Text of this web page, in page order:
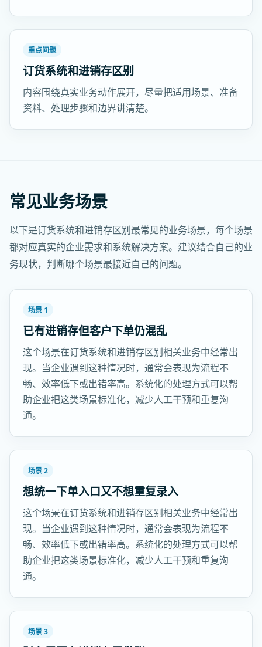
重点问题
订货系统和进销存区别
内容围绕真实业务动作展开，尽量把适用场景、准备
资料、处理步骤和边界讲清楚。
常见业务场景
以下是订货系统和进销存区别最常见的业务场景，每个场景
都对应真实的企业需求和系统解决方案。建议结合自己的业
务现状，判断哪个场景最接近自己的问题。
场景 1
已有进销存但客户下单仍混乱
这个场景在订货系统和进销存区别相关业务中经常出
现。当企业遇到这种情况时，通常会表现为流程不
畅、效率低下或出错率高。系统化的处理方式可以帮
助企业把这类场景标准化，减少人工干预和重复沟
通。
场景 2
想统一下单入口又不想重复录入
这个场景在订货系统和进销存区别相关业务中经常出
现。当企业遇到这种情况时，通常会表现为流程不
畅、效率低下或出错率高。系统化的处理方式可以帮
助企业把这类场景标准化，减少人工干预和重复沟
通。
场景 3